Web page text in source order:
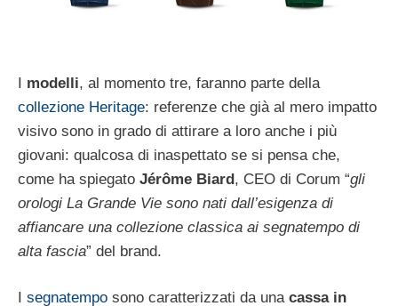
I modelli, al momento tre, faranno parte della
collezione Heritage: referenze che già al mero impatto
visivo sono in grado di attirare a loro anche i più
giovani: qualcosa di inaspettato se si pensa che,
come ha spiegato Jérôme Biard, CEO di Corum “gli
orologi La Grande Vie sono nati dall’esigenza di
affiancare una collezione classica ai segnatempo di
alta fascia” del brand.
segnatempo sono caratterizzati da una cassa in